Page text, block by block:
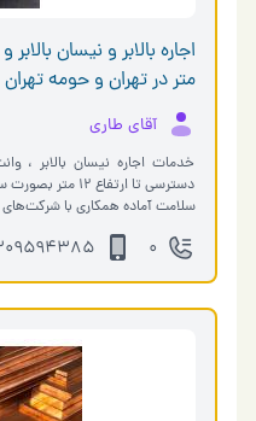
متر در تهران و حومه تهران
آقای طاری
خدمات اجاره نیسان بالابر ،
دسترسی تا
سلامت آماده همکاری با شرکت‌های ، ادارات و ارگان‌های دولتی نصب �…
0